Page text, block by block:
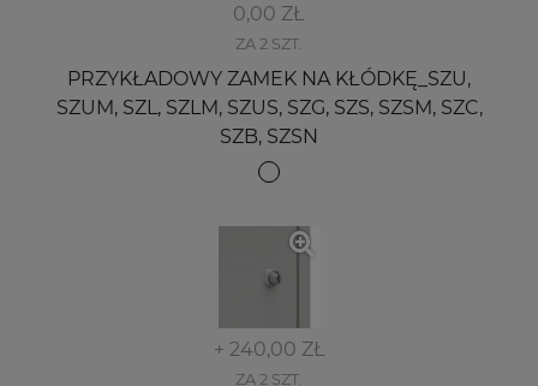
0,00 ZŁ
ZA 2 SZT.
PRZYKŁADOWY ZAMEK NA KŁÓDKĘ_SZU,
SZUM, SZL, SZLM, SZUS, SZG, SZS, SZSM, SZC,
SZB, SZSN
+ 240,00 ZŁ
ZA 2 SZT.